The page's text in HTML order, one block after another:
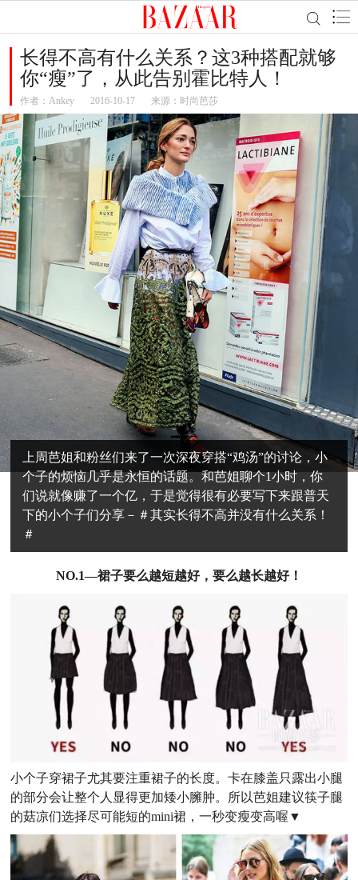
长得不高有什么关系？这3种搭配就够
你“瘦”了，从此告别霍比特人！
作者： Ankey 2016-10-17 来源：时尚芭莎
上周芭姐和粉丝们来了一次深夜穿搭“鸡汤”的讨论，小
个子的烦恼几乎是永恒的话题。和芭姐聊个1小时，你
们说就像赚了一个亿，于是觉得很有必要写下来跟普天
下的小个子们分享－＃其实长得不高并没有什么关系！
＃
NO.1—裙子要么越短越好，要么越长越好！
小个子穿裙子尤其要注重裙子的长度。卡在膝盖只露出小腿
的部分会让整个人显得更加矮小臃肿。所以芭姐建议筷子腿
的菇凉们选择尽可能短的mini裙，一秒变瘦变高喔▼